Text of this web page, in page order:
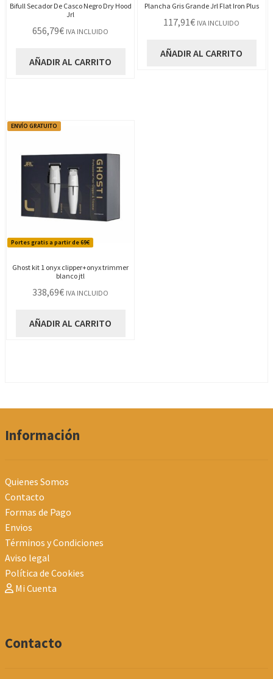
Bifull Secador De Casco Negro Dry Hood
Jrl
656,79€ IVA INCLUIDO
AÑADIR AL CARRITO
Plancha Gris Grande Jrl Flat Iron Plus
117,91€ IVA INCLUIDO
AÑADIR AL CARRITO
Portes gratis a partir de 69€
ENVÍO GRATUITO
Ghost kit 1 onyx clipper+onyx trimmer
blanco jtl
338,69€ IVA INCLUIDO
AÑADIR AL CARRITO
Información
Quienes Somos
Contacto
Formas de Pago
Envios
Términos y Condiciones
Aviso legal
Política de Cookies
Mi Cuenta
Contacto